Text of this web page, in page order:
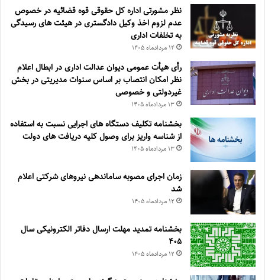
نظر مشورتی اداره کل حقوقی قوه قضائیه در خصوص
عدم لزوم اخذ وکیل دادگستری در هیئت های رسیدگی
به تخلفات اداری
۱۴ مرداد‌ماه ۱۴۰۵
رأی هیأت عمومی دیوان عدالت اداری در ابطال اعلام
نظر امکان انتصاب بر اساس سنوات مدیریتی در بخش
غیردولتی و خصوصی
۱۳ مرداد‌ماه ۱۴۰۵
بخشنامه تکلیف دستگاه های اجرایی نسبت به استفاده
از شناسه واریز برای وصول کلیه دریافت های دولت
۱۳ مرداد‌ماه ۱۴۰۵
زمان اجرای مصوبه ساماندهی نیروهای شرکتی اعلام
شد
۱۲ مرداد‌ماه ۱۴۰۵
بخشنامه تمدید مهلت ارسال دفاتر الکترونیکی سال
۴۰۵
۱۲ مرداد‌ماه ۱۴۰۵